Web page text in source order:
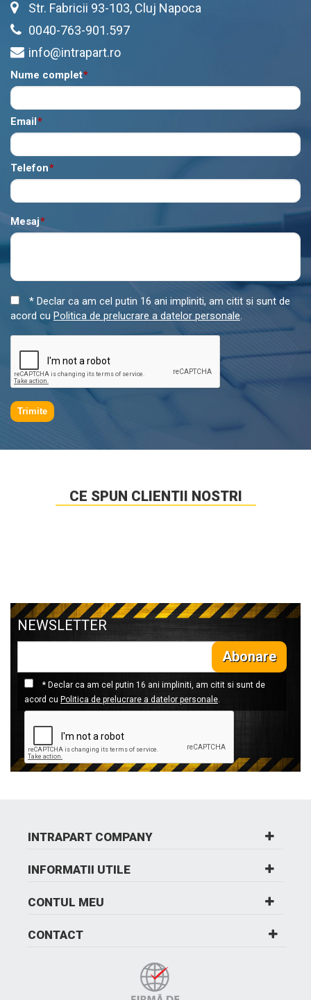
Str. Fabricii 93-103, Cluj Napoca
0040-763-901.597
info@intrapart.ro
*
Nume complet
*
Email
*
Telefon
*
Mesaj
* Declar ca am cel putin 16 ani impliniti, am citit si sunt de
acord cu Politica de prelucrare a datelor personale.
Trimite
CE SPUN CLIENTII NOSTRI
NEWSLETTER
Abonare
* Declar ca am cel putin 16 ani impliniti, am citit si sunt de
acord cu Politica de prelucrare a datelor personale.
INTRAPART COMPANY
INFORMATII UTILE
CONTUL MEU
CONTACT